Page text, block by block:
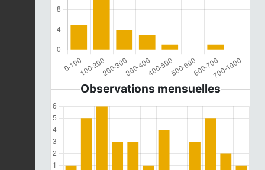
Observations mensuelles